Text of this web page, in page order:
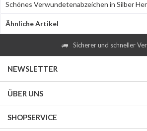
Schönes Verwundetenabzeichen in Silber
Ähnliche Artikel
Sicherer und schneller
NEWSLETTER
ÜBER UNS
SHOPSERVICE